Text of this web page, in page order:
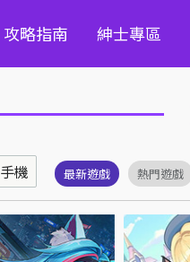
攻略指南 紳士專區
手機 最新遊戲 熱門遊戲